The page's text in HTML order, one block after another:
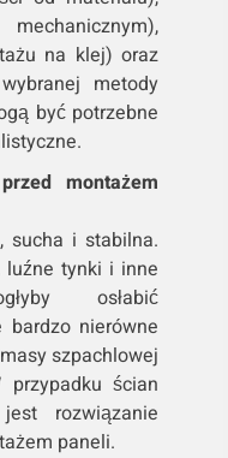
na klej) oraz
metody
być potrzebne
montażem
sucha i stabilna.
luźne tynki i inne
osłabić
bardzo nierówne
szpachlowej
ścian
rozwiązanie
paneli.